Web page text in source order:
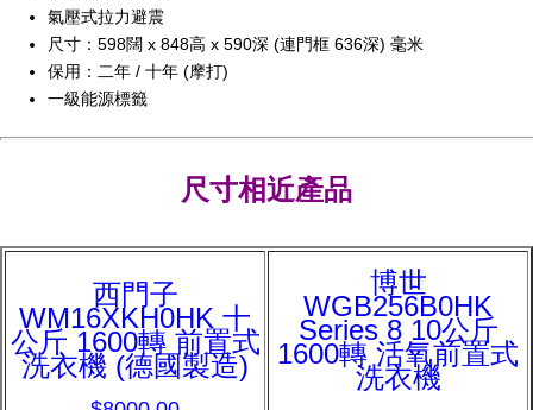
氣壓式拉力避震
尺寸：598闊 x 848高 x 590深 (連門框 636深) 毫米
保用：二年 / 十年 (摩打)
一級能源標籤
尺寸相近產品
西門子
WM16XKH0HK 十
公斤 1600轉 前置式
洗衣機 (德國製造)
博世
WGB256B0HK
Series 8 10公斤
1600轉 活氧前置式
洗衣機